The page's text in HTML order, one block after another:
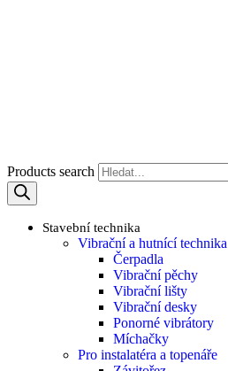
Products search
Stavební technika
Vibrační a hutnící technika
Čerpadla
Vibrační pěchy
Vibrační lišty
Vibrační desky
Ponorné vibrátory
Míchačky
Pro instalatéra a topenáře